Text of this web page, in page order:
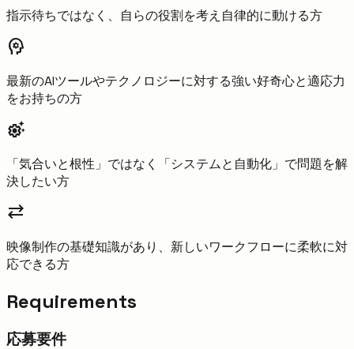
指示待ちではなく、自らの役割を考え自律的に動ける方
psychology
最新のAIツールやテクノロジーに対する強い好奇心と適応力
をお持ちの方
settings_suggest
「気合いと根性」ではなく「システムと自動化」で問題を解
決したい方
sync_alt
映像制作の基礎知識があり、新しいワークフローに柔軟に対
応できる方
Requirements
応募要件